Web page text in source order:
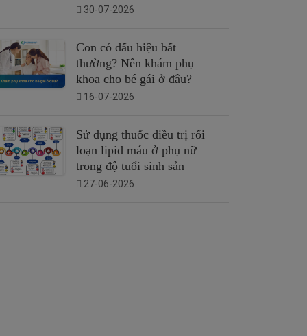
30-07-2026
Con có dấu hiệu bất
thường? Nên khám phụ
khoa cho bé gái ở đâu?
16-07-2026
Sử dụng thuốc điều trị rối
loạn lipid máu ở phụ nữ
trong độ tuổi sinh sản
27-06-2026